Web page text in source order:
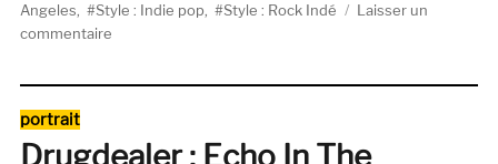
Angeles
Style : Indie pop Style : Rock Indé
Laisser un
commentairesur
Catégories
portrait
Drugdealer : Echo In The